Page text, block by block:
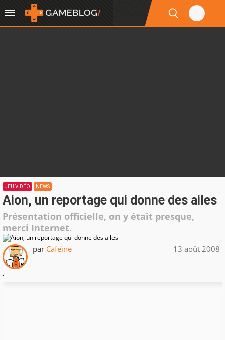
JEU VIDÉO NEWS
Aion, un reportage qui donne des ailes
Présentation officielle, on y était presque,
merci Internet.
par Cafeine 13 août 2008
.